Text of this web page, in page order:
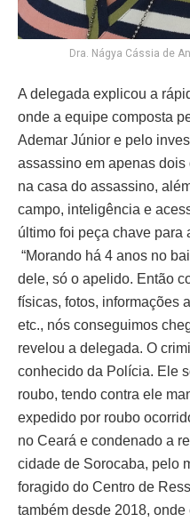
Dra. Nágya Cássia de
A delegada explicou a
onde a equipe composta
Ademar Júnior e pelo
assassino em apenas
na casa do assassino,
campo, inteligência e
último foi peça chave para
“Morando há 4 anos no
dele, só o apelido. Então
físicas, fotos, informações
etc., nós conseguimos
revelou a delegada. O
conhecido da Polícia. Ele
roubo, tendo contra ele
expedido por roubo
no Ceará e condenado a
cidade de Sorocaba, pelo
foragido do Centro de
também desde 2018,